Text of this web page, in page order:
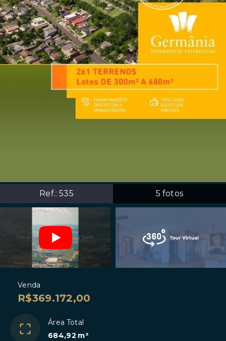
Ref.:535 5 fotos
Venda
R$369.172,00
Área Total
684,92 m²